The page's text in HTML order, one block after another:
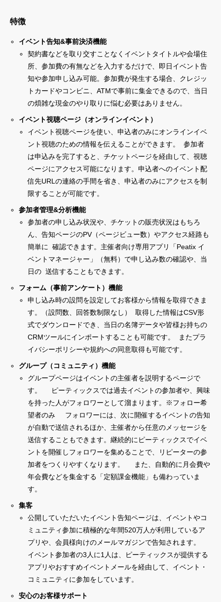
特徴
イベント告知&事前決済機能
契約書などを取り交すことなくイベントタイトルや会場住
所、参加費の有無などを入力するだけで、即日イベント告
知や参加申し込み可能。参加費が発生する場合、クレジッ
トカードやコンビニ、ATMで事前に集金できるので、当日
の煩雑な現金のやり取りに悩む必要はありません。
イベント視聴ページ（オンラインイベント）
イベント視聴ページを使い、申込者のみにオンラインイベ
ント視聴のための情報を伝えることができます。 参加者
は申込みを完了すると、チケットページを経由して、視聴
ページにアクセス可能になります。申込者へのイベント配
信先URLの連絡の手間を省き、申込者のみにアクセスを制
限することが可能です。
参加者管理&分析機能
参加者の申し込み状況や、チケットの販売状況はもちろ
ん、告知ページのPV（ページビュー数）やアクセス経路も
簡単に 確認できます。主催者向け専用アプリ「Peatix イ
ベントマネージャー」（無料）で申し込み数の確認や、当
日の 送信することもできます。
フォーム（事前アンケート）機能
申し込み時の設問を設定してお客様から情報を取得できま
す。（設問数、回答数制限なし） 取得した情報はCSV形
式でダウンロードでき、当日の名簿データや皆様お持ちの
CRMツールにインポートすることも可能です。 またプラ
イバシーポリシーや規約への同意取得も可能です。
グループ（コミュニティ）機能
グループページはイベントの主催者を説明するページで
す。 ピーティックスでは過去イベントの参加者や、興味
を持った人がフォロワーとして溜まります。※フォロー希
望者のみ フォロワーには、次に開催するイベントの告知
が自動で送信されるほか、主催者から任意のメッセージを
送信することもできます。継続的にピーティックスでイベ
ントを開催しフォロワーを集めることで、リピーターの参
加者をつくりやすくなります。 また、自動的に月会費や
年会費などを集金する「定額課金機能」も備わっていま
す。
集客
公開していただいたイベント告知ページは、イベントやコ
ミュニティ参加に積極的な年間520万人が利用しているア
プリや、会員様向けのメールマガジンで告知されます。
イベント参加者の3人に1人は、ピーティックスが提供する
アプリやおすすめイベントメールを経由して、イベント・
コミュニティに参加をしています。
安心のお客様サポート